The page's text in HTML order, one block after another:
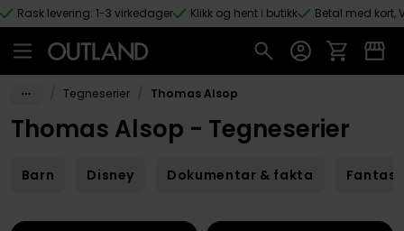
Hopp til hovedinnhold
Rask levering: 1-3 virkedager Klikk og hent i butikk Betal med kort,
Tegneserier Thomas Alsop
Thomas Alsop - Tegneserier
Barn Disney Dokumentar & fakta Fantasy